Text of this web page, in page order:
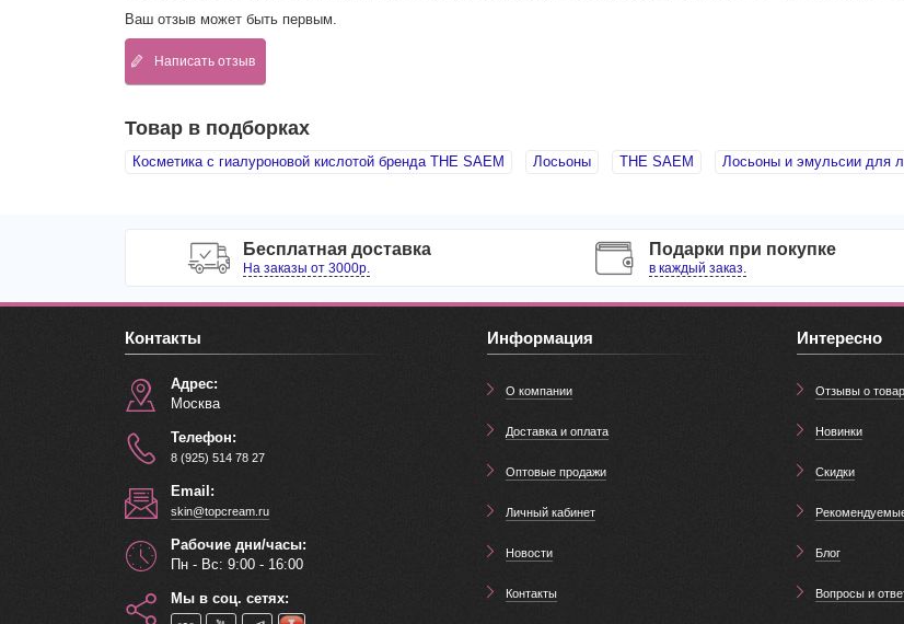
Ваш отзыв может быть первым.
Написать отзыв
Товар в подборках
Косметика с гиалуроновой кислотой бренда THE SAEM Лосьоны THE SAEM Лосьоны и эмульсии для
Бесплатная доставка
На заказы от 3000р.
Подарки при покупке
в каждый заказ.
Контакты
Адрес:
Москва
Телефон:
8 (925) 514 78 27
Email:
skin@topcream.ru
Рабочие дни/часы:
Пн - Вс: 9:00 - 16:00
Мы в соц. сетях:
Информация
О компании
Доставка и оплата
Оптовые продажи
Личный кабинет
Новости
Контакты
Интересно
Отзывы о
Новинки
Скидки
Блог
Вопросы и